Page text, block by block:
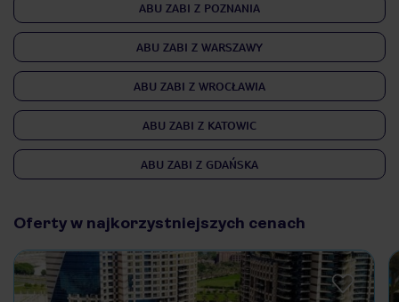
ABU ZABI Z POZNANIA
ABU ZABI Z WARSZAWY
ABU ZABI Z WROCŁAWIA
ABU ZABI Z KATOWIC
ABU ZABI Z GDAŃSKA
Oferty w najkorzystniejszych cenach